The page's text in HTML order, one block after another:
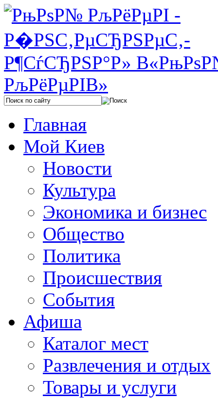
Главная
Мой Киев
Новости
Культура
Экономика и бизнес
Общество
Политика
Происшествия
События
Афиша
Каталог мест
Развлечения и отдых
Товары и услуги